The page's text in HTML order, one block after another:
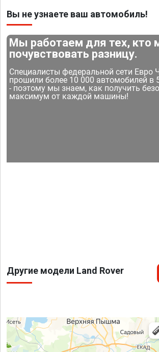
Вы не узнаете ваш автомобиль!
Мы работаем для тех, кто
почувствовать разницу.
Специалисты федеральной сети Евро
прошили более 10 000 автомобилей в
- поэтому мы знаем, как получить
максимум от каждой машины!
Другие модели Land Rover